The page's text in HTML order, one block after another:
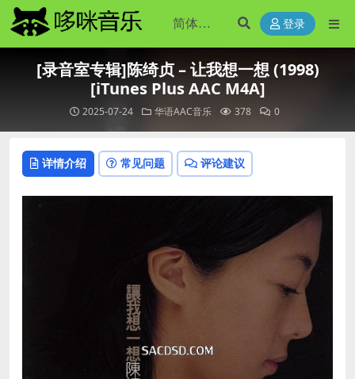
登录
[录音室专辑]陈绮贞 – 让我想一想 (1998)
[iTunes Plus AAC M4A]
2025-07-24 华语AAC音乐 378 0
详情介绍 常见问题 评论建议